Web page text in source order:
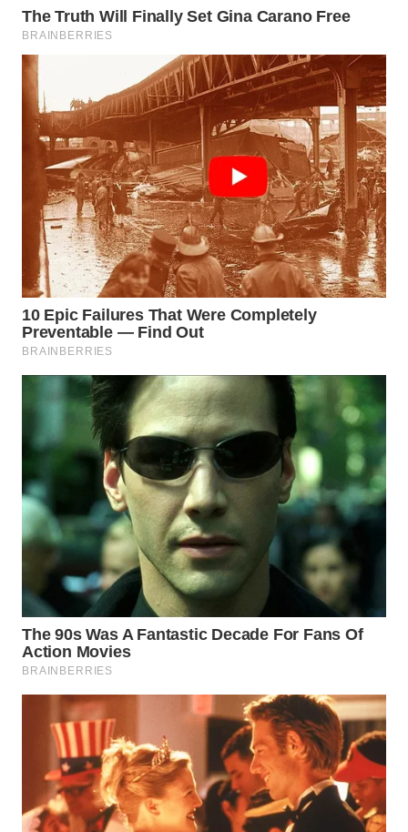
WN
DEPOK
WN
TAPANULI
UTARA
WN
SAMOSIR
WN
PADANG
LAWAS
WN
CIANJUR
WN
KEPULAUAN
SERIBU
TANGERANG
WN
BINJAI
WN
CIREBON
WN
INDRAMAYU